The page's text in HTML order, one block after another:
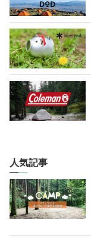
人気記事